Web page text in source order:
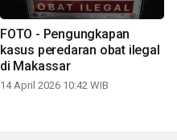
FOTO - Pengungkapan
kasus peredaran obat ilegal
di Makassar
14 April 2026 10:42 WIB